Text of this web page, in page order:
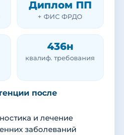
Диплом ПП
+ ФИС ФРДО
436н
квалиф. требования
после
и лечение
заболеваний